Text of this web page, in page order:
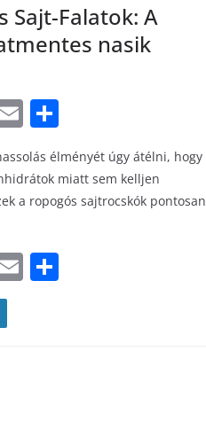
Sajt-Falatok: A
nasik
E
m
ai
l
S
h
ar
e
élményét úgy átélni, hogy
miatt sem kelljen
a ropogós sajtrocskók pontosan
E S